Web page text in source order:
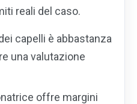
reali del caso.
capelli è abbastanza
una valutazione
offre margini